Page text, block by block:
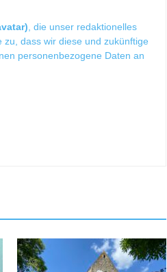
, die unser redaktionelles
dass wir diese und zukünftige
personenbezogene Daten an